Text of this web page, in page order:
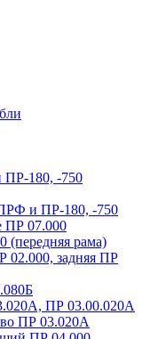
180, -750
и ПР-180, -750
ПР 07.000
(передняя рама)
02.000, задняя ПР
ПР 03.00.020А
ПР 03.020A